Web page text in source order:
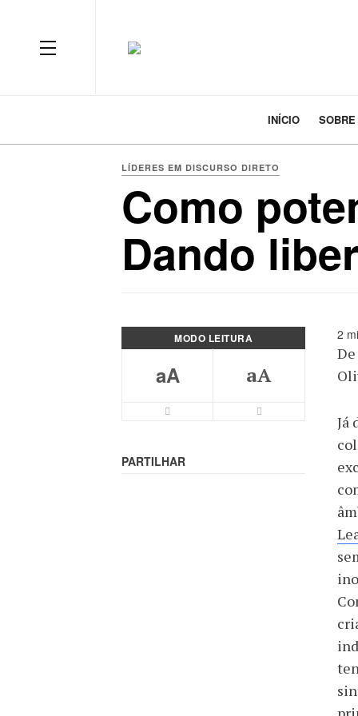
INÍCIO
LÍDERES EM DISCURSO DIRETO
Como
Dando
MODO LEITURA
aA aA
PARTILHAR
2
Já